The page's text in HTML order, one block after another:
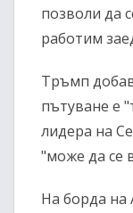
позволи да
работим
Тръмп
пътуване е
лидера на
"може да се
На борда на